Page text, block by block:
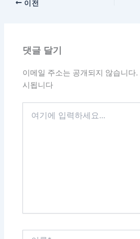
이전
댓글 달기
이메일 주소는 공개되지 않습니다.
시됩니다